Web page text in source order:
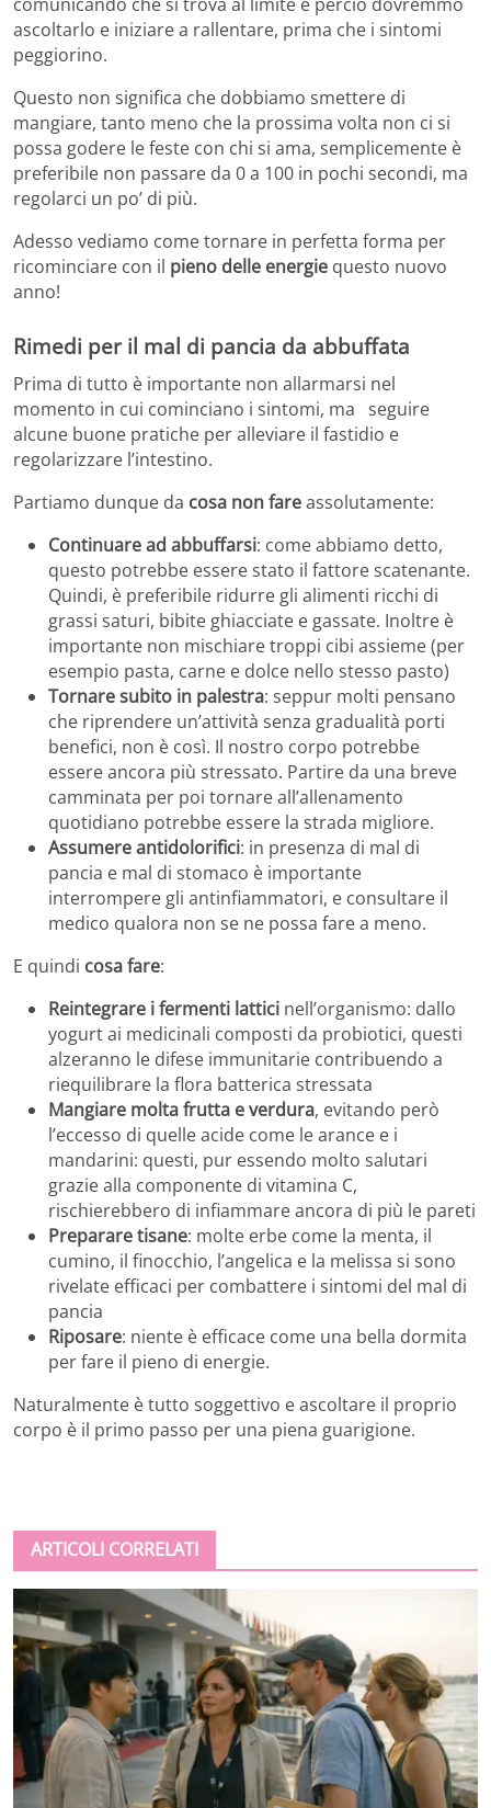
comunicando che si trova al limite e perciò dovremmo
ascoltarlo e iniziare a rallentare, prima che i sintomi
peggiorino.
Questo non significa che dobbiamo smettere di
mangiare, tanto meno che la prossima volta non ci si
possa godere le feste con chi si ama, semplicemente è
preferibile non passare da 0 a 100 in pochi secondi, ma
regolarci un po’ di più.
Adesso vediamo come tornare in perfetta forma per
ricominciare con il pieno delle energie questo nuovo
anno!
Rimedi per il mal di pancia da abbuffata
Prima di tutto è importante non allarmarsi nel
momento in cui cominciano i sintomi, ma seguire
alcune buone pratiche per alleviare il fastidio e
regolarizzare l’intestino.
Partiamo dunque da cosa non fareassolutamente:
Continuare ad abbuffarsi: come abbiamo detto,
questo potrebbe essere stato il fattore scatenante.
Quindi, è preferibile ridurre gli alimenti ricchi di
grassi saturi, bibite ghiacciate e gassate. Inoltre è
importante non mischiare troppi cibi assieme (per
esempio pasta, carne e dolce nello stesso pasto)
Tornare subito in palestra: seppur molti pensano
che riprendere un’attività senza gradualità porti
benefici, non è così. Il nostro corpo potrebbe
essere ancora più stressato. Partire da una breve
camminata per poi tornare all’allenamento
quotidiano potrebbe essere la strada migliore.
Assumere antidolorifici: in presenza di mal di
pancia e mal di stomaco è importante
interrompere gli antinfiammatori, e consultare il
medico qualora non se ne possa fare a meno.
E quindi cosafare:
Reintegrare i fermenti lattici nell’organismo: dallo
yogurt ai medicinali composti da probiotici, questi
alzeranno le difese immunitarie contribuendo a
riequilibrare la flora batterica stressata
Mangiare molta frutta e verdura, evitando però
l’eccesso di quelle acide come le arance e i
mandarini: questi, pur essendo molto salutari
grazie alla componente di vitamina C,
rischierebbero di infiammare ancora di più le pareti
Preparare tisane: molte erbe come la menta, il
cumino, il finocchio, l’angelica e la melissa si sono
rivelate efficaci per combattere i sintomi del mal di
pancia
Riposare: niente è efficace come una bella dormita
per fare il pieno di energie.
Naturalmente è tutto soggettivo e ascoltare il proprio
corpo è il primo passo per una piena guarigione.
ARTICOLI CORRELATI